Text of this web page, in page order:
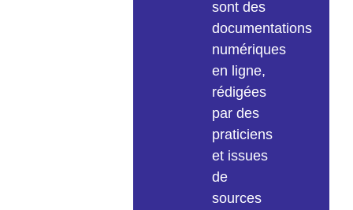
sont des
documentations
numériques
en ligne,
rédigées
par des
praticiens
et issues
de
sources